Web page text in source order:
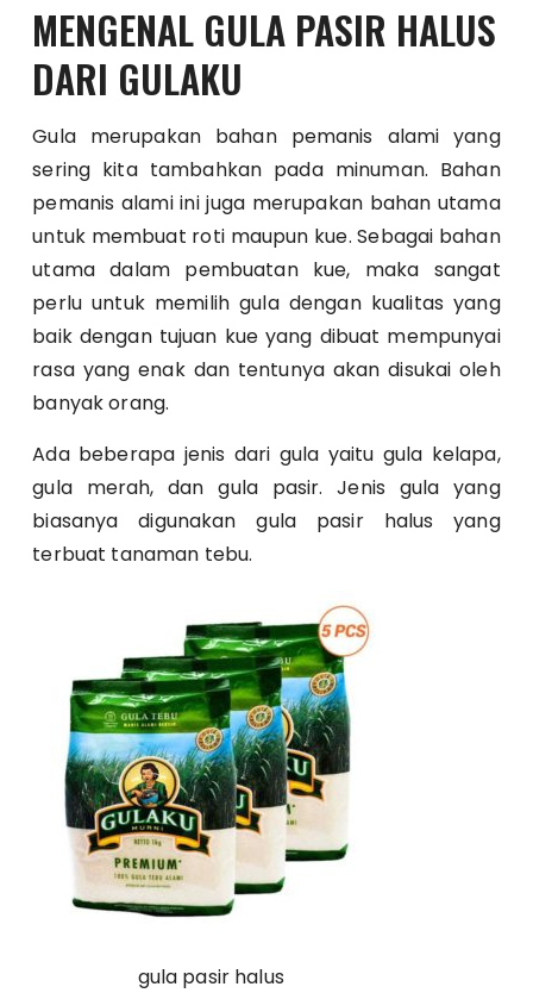
MENGENAL GULA PASIR HALUS
DARI GULAKU
Gula merupakan bahan pemanis alami yang
sering kita tambahkan pada minuman. Bahan
pemanis alami ini juga merupakan bahan utama
untuk membuat roti maupun kue. Sebagai bahan
utama dalam pembuatan kue, maka sangat
perlu untuk memilih gula dengan kualitas yang
baik dengan tujuan kue yang dibuat mempunyai
rasa yang enak dan tentunya akan disukai oleh
banyak orang.
Ada beberapa jenis dari gula yaitu gula kelapa,
gula merah, dan gula pasir. Jenis gula yang
biasanya digunakan gula pasir halus yang
terbuat tanaman tebu.
gula pasir halus